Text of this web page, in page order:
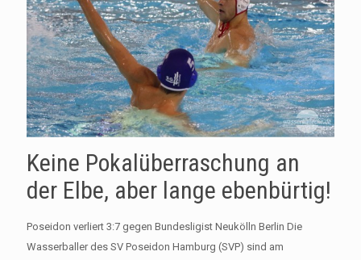
Keine Pokalüberraschung an
der Elbe, aber lange ebenbürtig!
Poseidon verliert 3:7 gegen Bundesligist Neukölln Berlin Die
Wasserballer des SV Poseidon Hamburg (SVP) sind am